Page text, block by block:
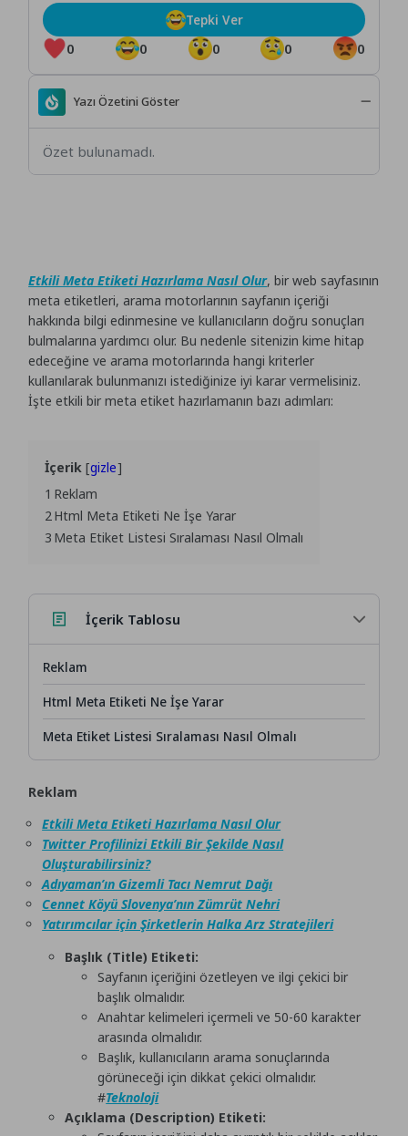
0 0 0 0 0
Tepki Ver
Yazı Özetini Göster
Özet bulunamadı.
Etkili Meta Etiketi Hazırlama Nasıl Olur, bir web sayfasının
meta etiketleri, arama motorlarının sayfanın içeriği
hakkında bilgi edinmesine ve kullanıcıların doğru sonuçları
bulmalarına yardımcı olur. Bu nedenle sitenizin kime hitap
edeceğine ve arama motorlarında hangi kriterler
kullanılarak bulunmanızı istediğinize iyi karar vermelisiniz.
İşte etkili bir meta etiket hazırlamanın bazı adımları:
İçerik gizle
1 Reklam
2 Html Meta Etiketi Ne İşe Yarar
3 Meta Etiket Listesi Sıralaması Nasıl Olmalı
İçerik Tablosu
Reklam
Html Meta Etiketi Ne İşe Yarar
Meta Etiket Listesi Sıralaması Nasıl Olmalı
Reklam
Etkili Meta Etiketi Hazırlama Nasıl Olur
Twitter Profilinizi Etkili Bir Şekilde Nasıl
Oluşturabilirsiniz?
Adıyaman’ın Gizemli Tacı Nemrut Dağı
Cennet Köyü Slovenya’nın Zümrüt Nehri
Yatırımcılar için Şirketlerin Halka Arz Stratejileri
Başlık (Title) Etiketi:
Sayfanın içeriğini özetleyen ve ilgi çekici bir
başlık olmalıdır.
Anahtar kelimeleri içermeli ve 50-60 karakter
arasında olmalıdır.
Başlık, kullanıcıların arama sonuçlarında
görüneceği için dikkat çekici olmalıdır.
#Teknoloji
Açıklama (Description) Etiketi: